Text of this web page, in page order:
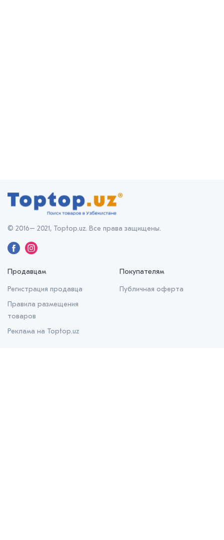
Продавцам
Регистрация продавца
Правила размещения
товаров
Реклама на Toptop.uz
Покупателям
Публичная оферта
© 2016– 2021, Toptop.uz. Все права защищены.